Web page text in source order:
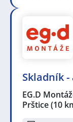
Skladník -
EG.D
Prštice(10